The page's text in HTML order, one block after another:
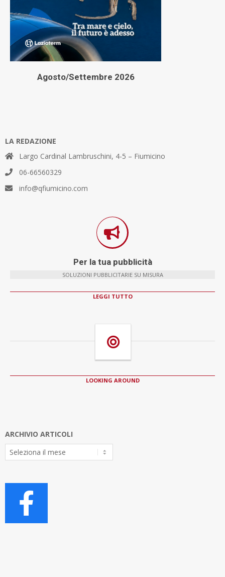
Agosto/Settembre 2026
LA REDAZIONE
Largo Cardinal Lambruschini, 4-5 – Fiumicino
06-66560329
info@qfiumicino.com
Per la tua pubblicità
SOLUZIONI PUBBLICITARIE SU MISURA
LEGGI TUTTO
LOOKING AROUND
ARCHIVIO ARTICOLI
Archivio
Articoli